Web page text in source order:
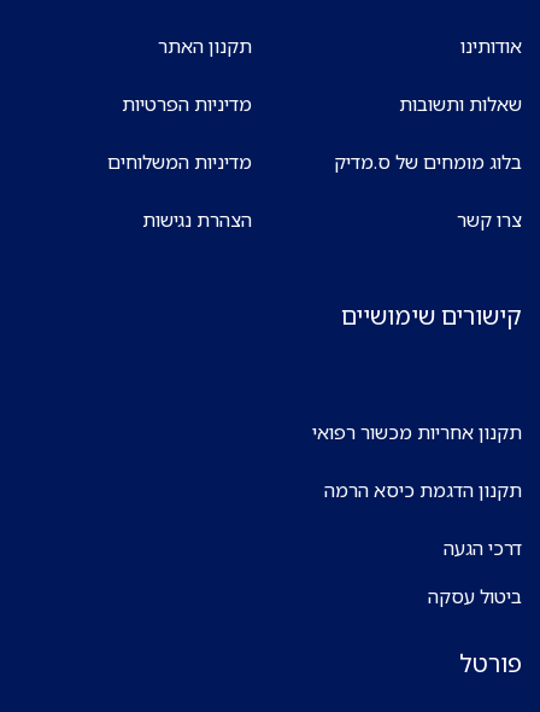
אודותינו
שאלות ותשובות
בלוג מומחים של ס.מדיק
צרו קשר
תקנון האתר
מדיניות הפרטיות
מדיניות המשלוחים
הצהרת נגישות
קישורים שימושיים
תקנון אחריות מכשור רפואי
תקנון הדגמת כיסא הרמה
דרכי הגעה
ביטול עסקה
פורטל